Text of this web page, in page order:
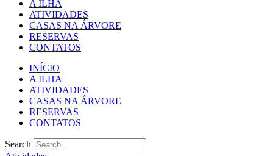
A ILHA
ATIVIDADES
CASAS NA ÁRVORE
RESERVAS
CONTATOS
INÍCIO
A ILHA
ATIVIDADES
CASAS NA ÁRVORE
RESERVAS
CONTATOS
Search